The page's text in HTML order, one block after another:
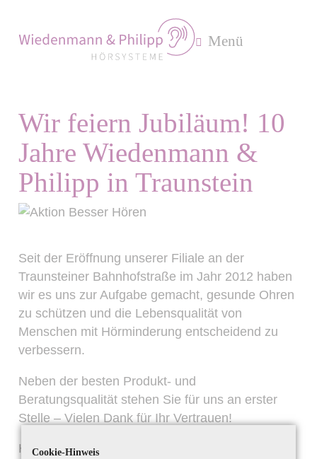
Menü
Wir feiern Jubiläum! 10
Jahre Wiedenmann &
Philipp in Traunstein
Seit der Eröffnung unserer Filiale an der
Traunsteiner Bahnhofstraße im Jahr 2012 haben
wir es uns zur Aufgabe gemacht, gesunde Ohren
zu schützen und die Lebensqualität von
Menschen mit Hörminderung entscheidend zu
verbessern.
Neben der besten Produkt- und
Beratungsqualität stehen Sie für uns an erster
Stelle – Vielen Dank für Ihr Vertrauen!
Herzlichst, Sybille Wiedenmann, Daniel Philipp
Cookie-Hinweis